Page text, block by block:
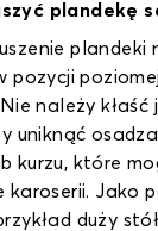
plandekę
plandeki
pozycji
należy kłaść
uniknąć
kurzu, które
karoserii. Jako
duży